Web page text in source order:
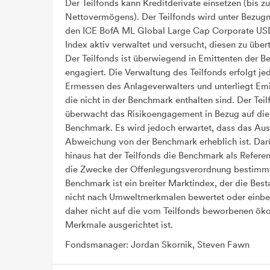
Der Teilfonds kann Kreditderivate einsetzen (bis
Nettovermögens). Der Teilfonds wird unter
den ICE BofA ML Global Large Cap Corporate
Index aktiv verwaltet und versucht, diesen zu
Der Teilfonds ist überwiegend in Emittenten der
engagiert. Die Verwaltung des Teilfonds erfolgt
Ermessen des Anlageverwalters und unterliegt
die nicht in der Benchmark enthalten sind. Der
überwacht das Risikoengagement in Bezug auf die
Benchmark. Es wird jedoch erwartet, dass das
Abweichung von der Benchmark erheblich ist.
hinaus hat der Teilfonds die Benchmark als
die Zwecke der Offenlegungsverordnung
Benchmark ist ein breiter Marktindex, der die
nicht nach Umweltmerkmalen bewertet oder
daher nicht auf die vom Teilfonds beworbenen
Merkmale ausgerichtet ist.
Fondsmanager: Jordan Skornik, Steven Fawn